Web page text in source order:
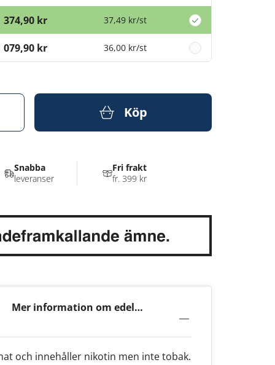
374,90 kr 37,49 kr/st
079,90 kr 36,00 kr/st
Köp
Mer information om edel
och innehåller nikotin men inte tobak.
Snabba
leveranser
Fri frakt
fr. 399 kr